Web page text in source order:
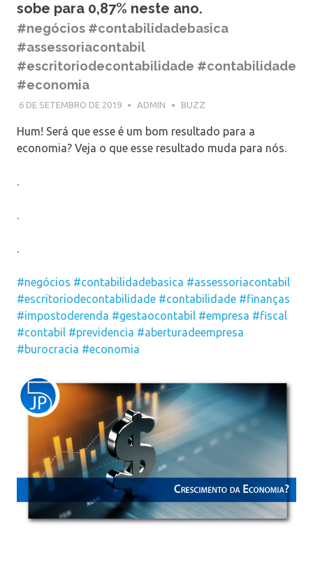
sobe para 0,87% neste ano.
#negócios #contabilidadebasica
#assessoriacontabil
#escritoriodecontabilidade #contabilidade
#economia
6 DE SETEMBRO DE 2019 ADMIN BUZZ
Hum! Será que esse é um bom resultado para a
economia? Veja o que esse resultado muda para nós.
.
.
.
#negócios #contabilidadebasica #assessoriacontabil
#escritoriodecontabilidade #contabilidade #finanças
#impostoderenda #gestaocontabil #empresa #fiscal
#contabil #previdencia #aberturadeempresa
#burocracia #economia